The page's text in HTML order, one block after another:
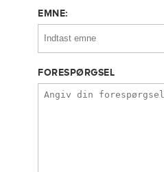
EMNE:
FORESPØRGSEL